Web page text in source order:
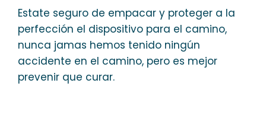
Estate seguro de empacar y proteger a la
perfección el dispositivo para el camino,
nunca jamas hemos tenido ningún
accidente en el camino, pero es mejor
prevenir que curar.